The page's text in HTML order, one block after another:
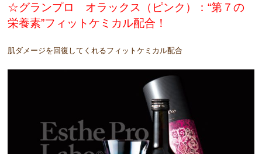
☆グランプロ オラックス（ピンク）：“第７の
栄養素”フィットケミカル配合！
肌ダメージを回復してくれるフィットケミカル配合